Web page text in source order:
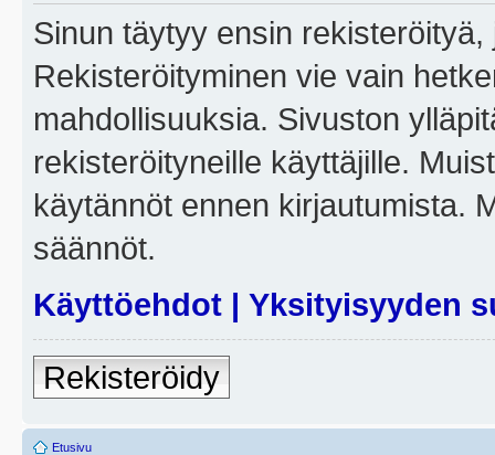
Sinun täytyy ensin
Rekisteröityminen vie vain
mahdollisuuksia. Sivuston
rekisteröityneille käyttäjille.
käytännöt ennen kirjautumista.
säännöt.
Käyttöehdot | Yksityisyyden
Rekisteröidy
Etusivu